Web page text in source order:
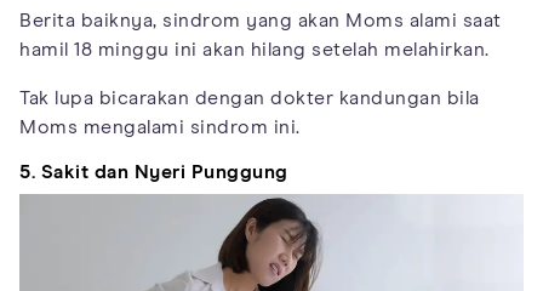
Berita baiknya, sindrom yang akan Moms alami saat
hamil 18 minggu ini akan hilang setelah melahirkan.
Tak lupa bicarakan dengan dokter kandungan bila
Moms mengalami sindrom ini.
5. Sakit dan Nyeri Punggung